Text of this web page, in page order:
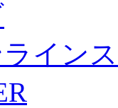
イン